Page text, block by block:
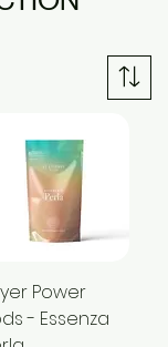
Power
- Essenza